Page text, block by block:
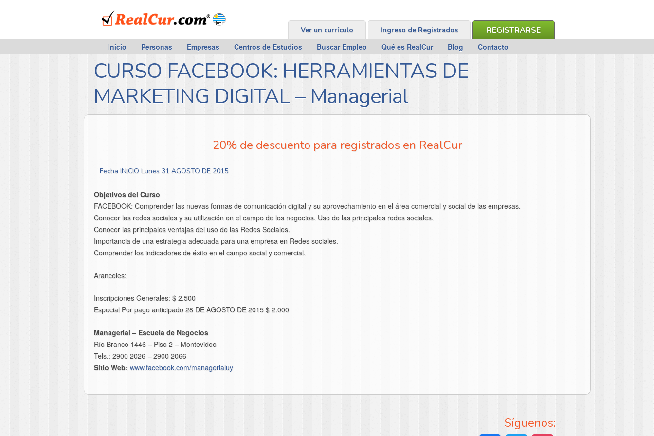
RealCur.com
REGISTRARSE
Ingreso de Registrados
Ver un currículo
Inicio Personas Empresas Centros de Estudios Buscar Empleo Qué es RealCur Blog Contacto
CURSO FACEBOOK: HERRAMIENTAS DE
MARKETING DIGITAL – Managerial
20% de descuento para registrados en RealCur
Fecha INICIO Lunes 31 AGOSTO DE 2015
Objetivos del Curso
FACEBOOK: Comprender las nuevas formas de comunicación digital y su aprovechamiento en el área comercial y social de las empresas.
Conocer las redes sociales y su utilización en el campo de los negocios. Uso de las principales redes sociales.
Conocer las principales ventajas del uso de las Redes Sociales.
Importancia de una estrategia adecuada para una empresa en Redes sociales.
Comprender los indicadores de éxito en el campo social y comercial.
Aranceles:
Inscripciones Generales: $ 2.500
Especial Por pago anticipado 28 DE AGOSTO DE 2015 $ 2.000
Managerial – Escuela de Negocios
Río Branco 1446 – Piso 2 – Montevideo
Tels.: 2900 2026 – 2900 2066
Sitio Web: www.facebook.com/managerialuy
Síguenos: